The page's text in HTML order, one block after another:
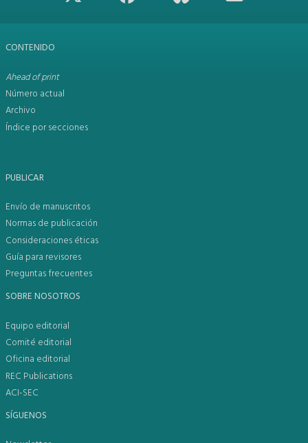
CONTENIDO
Ahead of print
Número actual
Archivo
Índice por secciones
PUBLICAR
Envío de manuscritos
Normas de publicación
Consideraciones éticas
Guía para revisores
Preguntas frecuentes
SOBRE NOSOTROS
Equipo editorial
Comité editorial
Oficina editorial
REC Publications
ACI-SEC
SÍGUENOS